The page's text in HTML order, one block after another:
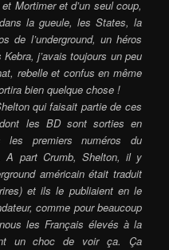
Mortimer et d’un seul coup,
la gueule, les States, la
de l’underground, un héros
j’avais toujours un peu
rebelle et confus en même
bien quelque chose !
qui faisait partie de ces
dont les BD sont sorties en
les premiers numéros du
A part Crumb, Shelton, il y
américain était traduit
et ils le publiaient en le
comme pour beaucoup
les Français élevés à la
un choc de voir ça. Ça